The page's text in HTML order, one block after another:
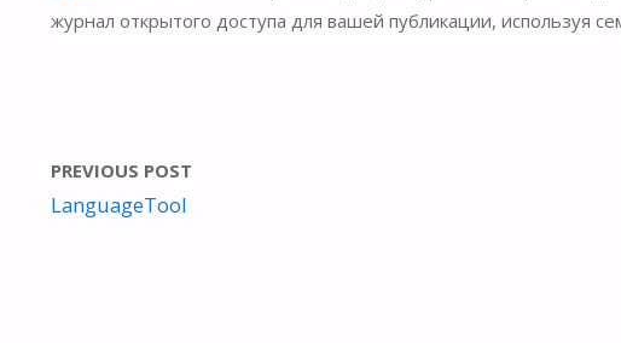
kl
ki
журнал открытого доступа для вашей публикации, используя
PREVIOUS POST
LanguageTool